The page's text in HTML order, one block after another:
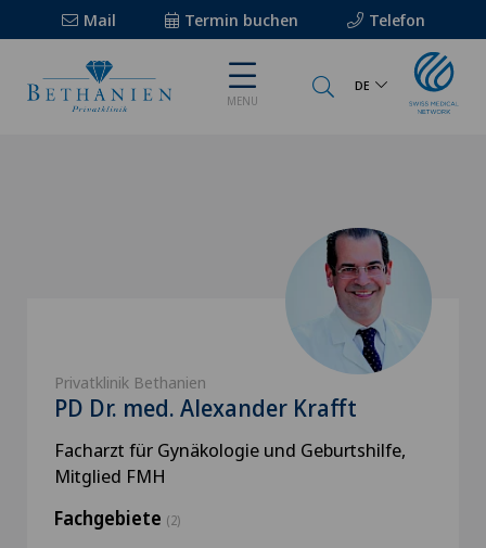
Mail Termin buchen Telefon
MENU
DE
Privatklinik Bethanien
PD Dr. med. Alexander Krafft
Facharzt für Gynäkologie und Geburtshilfe,
Mitglied FMH
Fachgebiete (2)